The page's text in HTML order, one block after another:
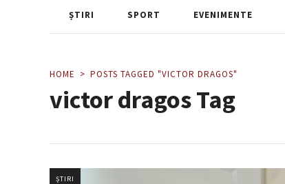
ȘTIRI SPORT EVENIMENTE
HOME POSTS TAGGED "VICTOR DRAGOS"
victor dragos Tag
ȘTIRI